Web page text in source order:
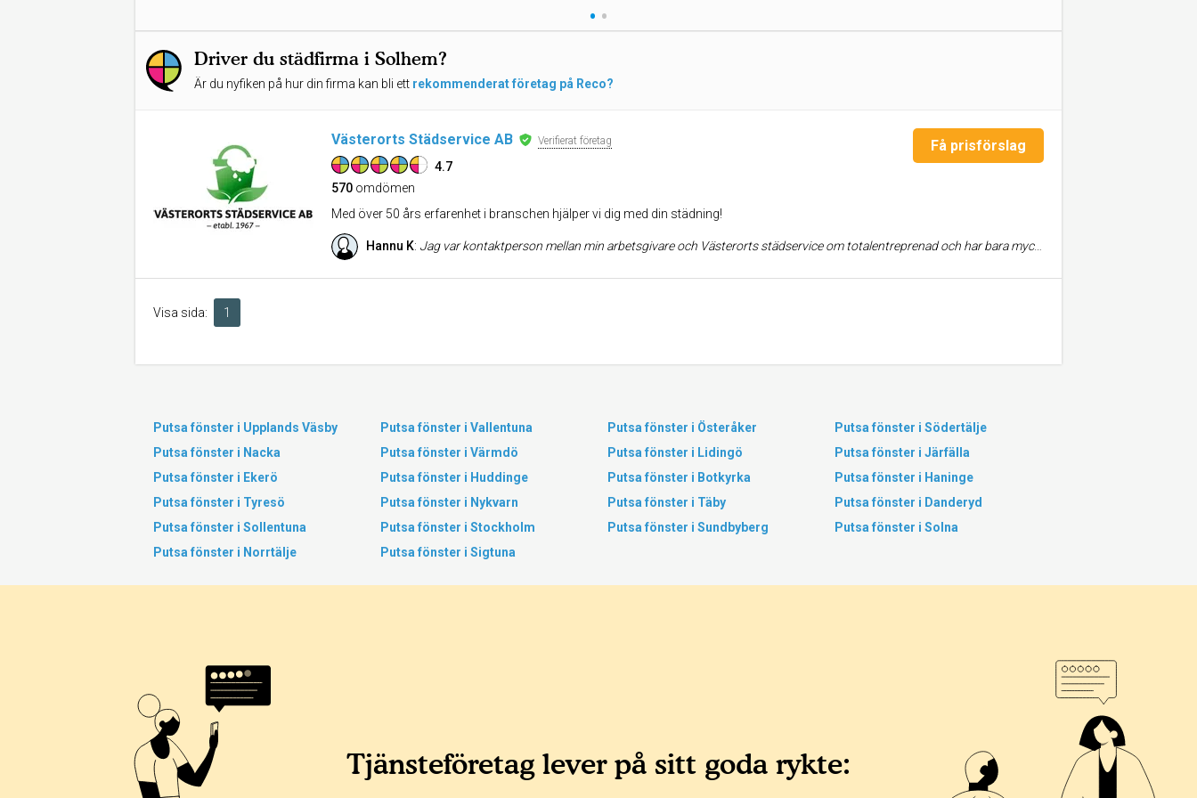
• •
Driver du städfirma i Solhem?
Är du nyfiken på hur din firma kan bli ett rekommenderat företag på Reco?
Västerorts Städservice AB Verifierat företag
4.7
570 omdömen
Få prisförslag
Med över 50 års erfarenhet i branschen hjälper vi dig med din städning!
Hannu K: Jag var kontaktperson mellan min arbetsgivare och Västerorts städservice om totalentreprenad och har bara mycket positivt att säga om företaget. Nu är jag pensionär sedan 1 år tillbaka och har ingen aktuell bild av detta. Men jag kan inte tänka mig att kvaliteten kan ha blivit sämre. Tack.
Visa sida: 1
Putsa fönster i Upplands Väsby Putsa fönster i Vallentuna Putsa fönster i Österåker
Putsa fönster i Södertälje
Putsa fönster i Nacka
Putsa fönster i Värmdö Putsa fönster i Lidingö
Putsa fönster i Järfälla
Putsa fönster i Ekerö
Putsa fönster i Huddinge Putsa fönster i Botkyrka
Putsa fönster i Haninge
Putsa fönster i Tyresö
Putsa fönster i Nykvarn Putsa fönster i Täby
Putsa fönster i Danderyd
Putsa fönster i Sollentuna
Putsa fönster i Stockholm Putsa fönster i Sundbyberg
Putsa fönster i Solna
Putsa fönster i Norrtälje
Putsa fönster i Sigtuna
Tjänsteföretag lever på sitt goda rykte: